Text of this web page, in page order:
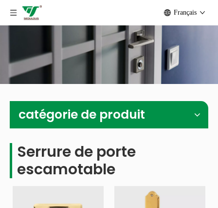
Français
catégorie de produit
Serrure de porte
escamotable